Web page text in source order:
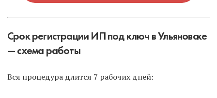
Срок регистрации ИП под ключ в Ульяновске
— схема работы
Вся процедура длится 7 рабочих дней: